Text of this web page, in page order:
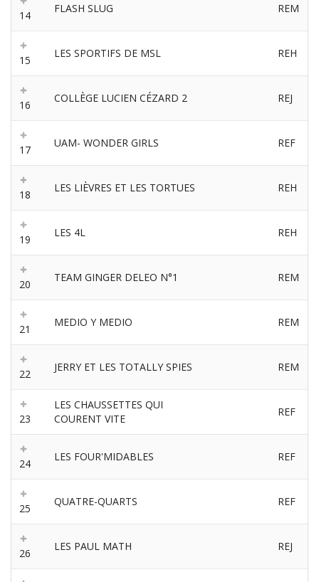
14
FLASH SLUG REM
15
LES SPORTIFS DE MSL REH
16
COLLÈGE LUCIEN CÉZARD 2 REJ
17
UAM- WONDER GIRLS REF
18
LES LIÈVRES ET LES TORTUES REH
19
LES 4L REH
20
TEAM GINGER DELEO N°1 REM
21
MEDIO Y MEDIO REM
22
JERRY ET LES TOTALLY SPIES REM
23
LES CHAUSSETTES QUI
COURENT VITE
REF
24
LES FOUR'MIDABLES REF
25
QUATRE-QUARTS REF
26
LES PAUL MATH REJ